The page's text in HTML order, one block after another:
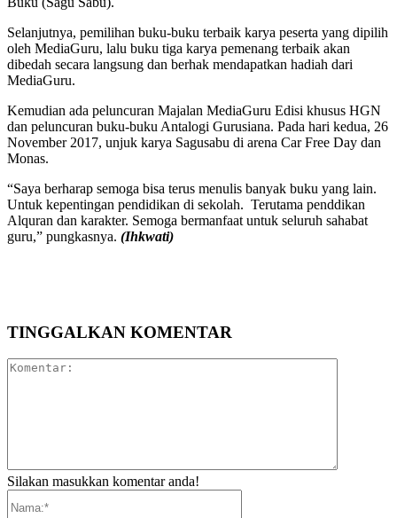
Selanjutnya, pemilihan buku-buku terbaik karya peserta yang dipilih
oleh MediaGuru, lalu buku tiga karya pemenang terbaik akan
dibedah secara langsung dan berhak mendapatkan hadiah dari
MediaGuru.
Kemudian ada peluncuran Majalan MediaGuru Edisi khusus HGN
dan peluncuran buku-buku Antalogi Gurusiana. Pada hari kedua, 26
November 2017, unjuk karya Sagusabu di arena Car Free Day dan
Monas.
“Saya berharap semoga bisa terus menulis banyak buku yang lain.
Untuk kepentingan pendidikan di sekolah. Terutama penddikan
Alquran dan karakter. Semoga bermanfaat untuk seluruh sahabat
guru,” pungkasnya. (Ihkwati)
TINGGALKAN KOMENTAR
Silakan masukkan komentar anda!